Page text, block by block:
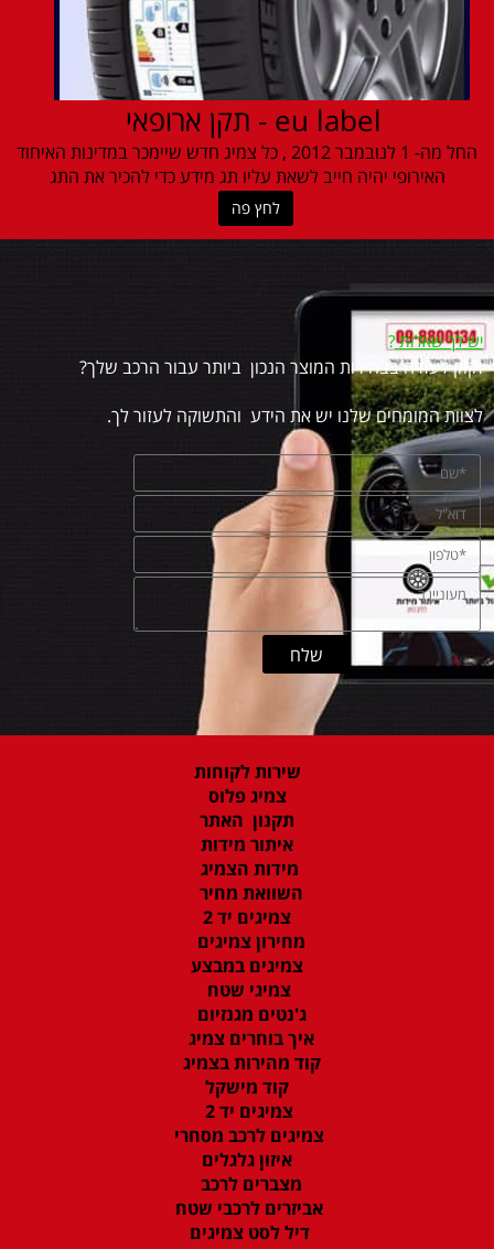
eu label - תקן ארופאי
החל מה- 1 לנובמבר 2012 , כל צמיג חדש שיימכר במדינות האיחוד
האירופי יהיה חייב לשאת עליו תג מידע כדי להכיר את התג
לחץ פה
יש לך שאלות?
זקוק לעזרה בבחירות המוצר הנכון ביותר עבור הרכב שלך?
לצוות המומחים שלנו יש את הידע והתשוקה לעזור לך.
שירות לקוחות
צמיג פלוס
תקנון האתר
איתור מידות
מידות הצמיג
השוואת מחיר
צמיגים יד 2
מחירון צמיגים
צמיגים במבצע
צמיגי שטח
ג'נטים מגנזיום
איך בוחרים צמיג
קוד מהירות בצמיג
קוד מישקל
צמיגים יד 2
צמיגים לרכב מסחרי
איזון גלגלים
מצברים לרכב
אביזרים לרכבי שטח
דיל לסט צמיגים